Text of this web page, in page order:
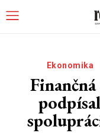
Ekonomika